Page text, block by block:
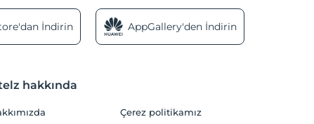
İndirin AppGallery'den İndirin
hakkında
Çerez politikamız